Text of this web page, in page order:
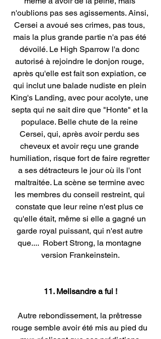
n'oublions pas ses agissements. Ainsi,
Cersei a avoué ses crimes, pas tous,
mais la plus grande partie n'a pas été
dévoilé. Le High Sparrow l'a donc
autorisé à rejoindre le donjon rouge,
après qu'elle est fait son expiation, ce
qui inclut une balade nudiste en plein
King's Landing, avec pour acolyte, une
septa qui ne sait dire que "Honte" et la
populace. Belle chute de la reine
Cersei, qui, après avoir perdu ses
cheveux et avoir reçu une grande
humiliation, risque fort de faire regretter
a ses détracteurs le jour où ils l'ont
maltraitée. La scène se termine avec
les membres du conseil restreint, qui
constate que leur reine n'est plus ce
qu'elle était, même si elle a gagné un
garde royal puissant, qui n'est autre
que.... Robert Strong, la montagne
version Frankeinstein.
11. Melisandre a fui !
Autre rebondissement, la prêtresse
rouge semble avoir été mis au pied du